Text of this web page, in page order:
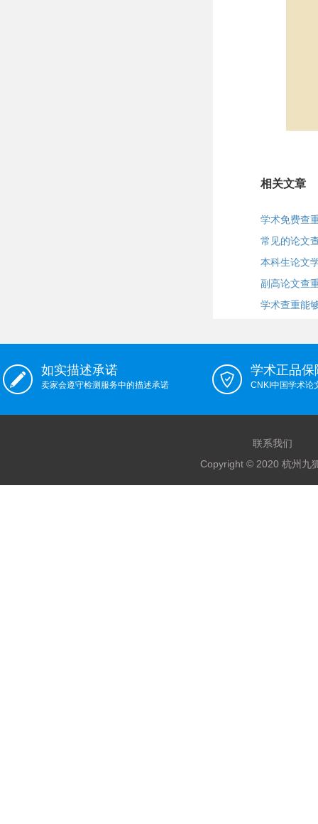
相关文章
学术免费查
常见的论文
本科生论文
副高论文查
学术查重能
如实描述承诺
卖家会遵守检测服务中的描述承诺
学术正品保
CNKI中国学术论
联系我们
Copyright © 2020 杭州九